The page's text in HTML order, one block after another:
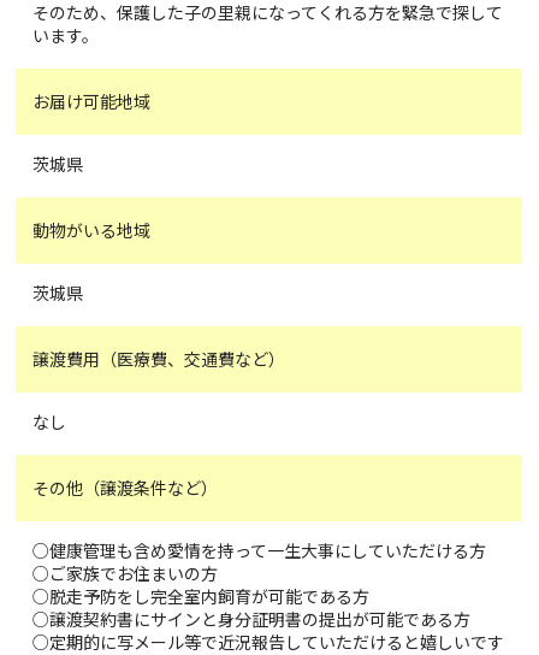
そのため、保護した子の里親になってくれる方を緊急で探して
います。
お届け可能地域
茨城県
動物がいる地域
茨城県
譲渡費用（医療費、交通費など）
なし
その他（譲渡条件など）
○健康管理も含め愛情を持って一生大事にしていただける方
○ご家族でお住まいの方
○脱走予防をし完全室内飼育が可能である方
○譲渡契約書にサインと身分証明書の提出が可能である方
○定期的に写メール等で近況報告していただけると嬉しいです